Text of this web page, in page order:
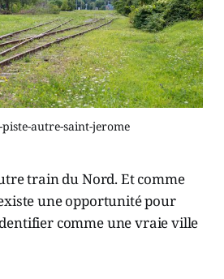
autre-saint-jerome
train du Nord. Et comme
une opportunité pour
comme une vraie ville